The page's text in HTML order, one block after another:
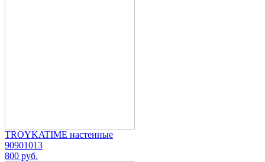
TROYKATIME настенные
90901013
800 руб.